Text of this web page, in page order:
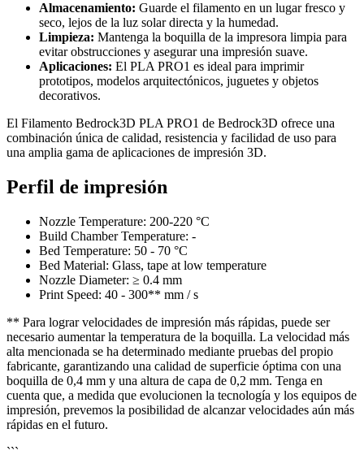
Almacenamiento: Guarde el filamento en un lugar fresco y
seco, lejos de la luz solar directa y la humedad.
Limpieza: Mantenga la boquilla de la impresora limpia para
evitar obstrucciones y asegurar una impresión suave.
Aplicaciones: El PLA PRO1 es ideal para imprimir
prototipos, modelos arquitectónicos, juguetes y objetos
decorativos.
El Filamento Bedrock3D PLA PRO1 de Bedrock3D ofrece una
combinación única de calidad, resistencia y facilidad de uso para
una amplia gama de aplicaciones de impresión 3D.
Perfil de impresión
Nozzle Temperature: 200-220 °C
Build Chamber Temperature: -
Bed Temperature: 50 - 70 °C
Bed Material: Glass, tape at low temperature
Nozzle Diameter: ≥ 0.4 mm
Print Speed: 40 - 300** mm / s
** Para lograr velocidades de impresión más rápidas, puede ser
necesario aumentar la temperatura de la boquilla. La velocidad más
alta mencionada se ha determinado mediante pruebas del propio
fabricante, garantizando una calidad de superficie óptima con una
boquilla de 0,4 mm y una altura de capa de 0,2 mm. Tenga en
cuenta que, a medida que evolucionen la tecnología y los equipos de
impresión, prevemos la posibilidad de alcanzar velocidades aún más
rápidas en el futuro.
```